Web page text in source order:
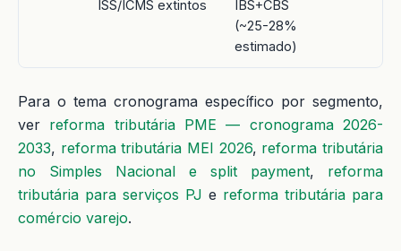
ISS/ICMS extintos
IBS+CBS
(~25-28%
estimado)
Para o tema cronograma específico por segmento,
ver reforma tributária PME — cronograma 2026-
2033, reforma tributária MEI 2026, reforma tributária
no Simples Nacional e split payment, reforma
tributária para serviços PJ e reforma tributária para
comércio varejo.